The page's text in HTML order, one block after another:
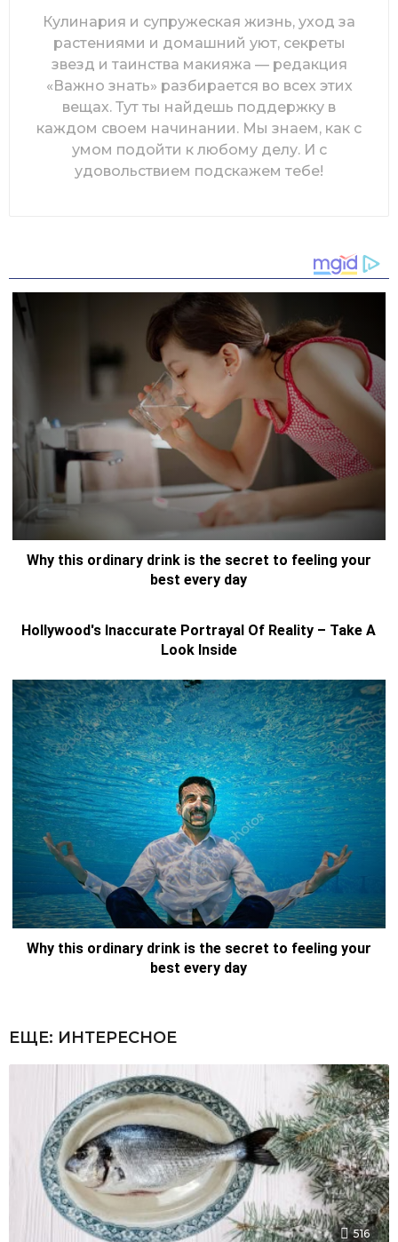
Кулинария и супружеская жизнь, уход за
растениями и домашний уют, секреты
звезд и таинства макияжа — редакция
«Важно знать» разбирается во всех этих
вещах. Тут ты найдешь поддержку в
каждом своем начинании. Мы знаем, как с
умом подойти к любому делу. И с
удовольствием подскажем тебе!
ЕЩЕ: ИНТЕРЕСНОЕ
516